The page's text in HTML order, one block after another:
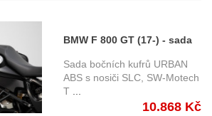
BMW F 800 GT (17-) - sada
nosičů a kufrů URBAN ABS,
SW-Motech
BC.HTA.07.665.30000/B
Sada bočních kufrů URBAN
ABS s nosiči SLC, SW-Motech
T
10.868 Kč